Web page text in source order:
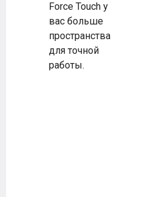
Force Touch у
вас больше
пространства
для точной
работы.